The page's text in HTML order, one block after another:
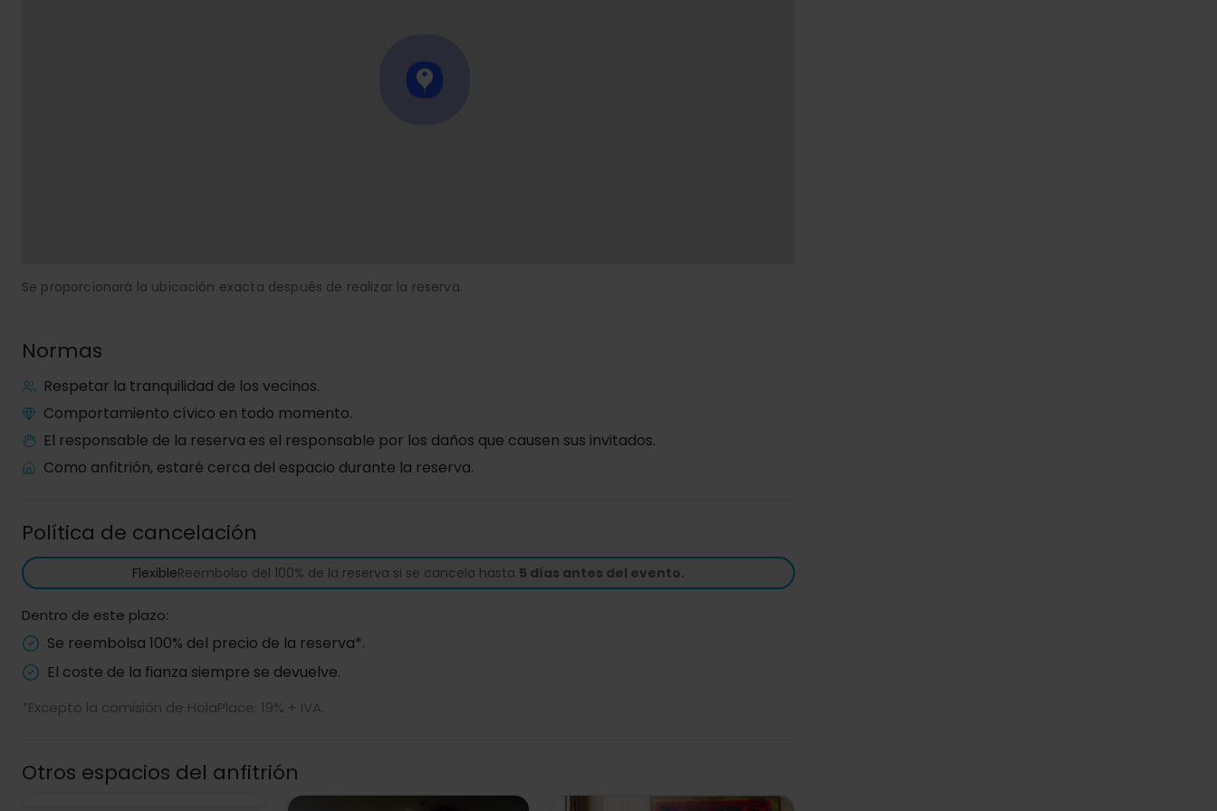
Se proporcionará la ubicación exacta después de realizar la reserva.
Normas
Respetar la tranquilidad de los vecinos.
Comportamiento cívico en todo momento.
El responsable de la reserva es el responsable por los daños que causen sus invitados.
Como anfitrión, estaré cerca del espacio durante la reserva.
Política de cancelación
FlexibleReembolso del 100% de la reserva si se cancela hasta 5 días antes del evento.
Dentro de este plazo:
Se reembolsa 100% del precio de la reserva*.
El coste de la fianza siempre se devuelve.
*Excepto la comisión de HolaPlace: 19% + IVA.
Otros espacios del anfitrión